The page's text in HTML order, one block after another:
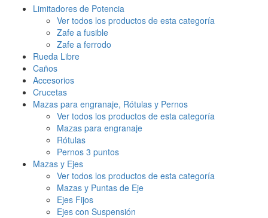
Limitadores de Potencia
Ver todos los productos de esta categoría
Zafe a fusible
Zafe a ferrodo
Rueda Libre
Caños
Accesorios
Crucetas
Mazas para engranaje, Rótulas y Pernos
Ver todos los productos de esta categoría
Mazas para engranaje
Rótulas
Pernos 3 puntos
Mazas y Ejes
Ver todos los productos de esta categoría
Mazas y Puntas de Eje
Ejes Fijos
Ejes con Suspensión